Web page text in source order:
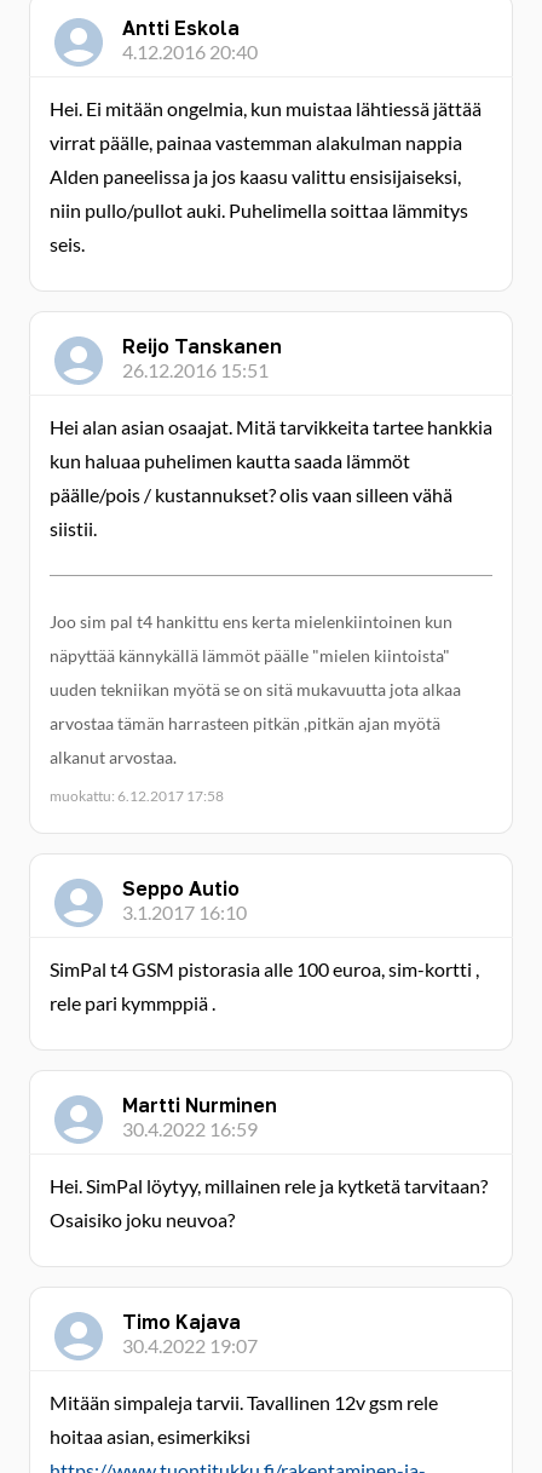
Antti Eskola
4.12.2016 20:40
Hei. Ei mitään ongelmia, kun muistaa lähtiessä jättää
virrat päälle, painaa vastemman alakulman nappia
Alden paneelissa ja jos kaasu valittu ensisijaiseksi,
niin pullo/pullot auki. Puhelimella soittaa lämmitys
seis.
Reijo Tanskanen
26.12.2016 15:51
Hei alan asian osaajat. Mitä tarvikkeita tartee hankkia
kun haluaa puhelimen kautta saada lämmöt
päälle/pois / kustannukset? olis vaan silleen vähä
siistii.
Joo sim pal t4 hankittu ens kerta mielenkiintoinen kun
näpyttää kännykällä lämmöt päälle "mielen kiintoista"
uuden tekniikan myötä se on sitä mukavuutta jota alkaa
arvostaa tämän harrasteen pitkän ,pitkän ajan myötä
alkanut arvostaa.
muokattu: 6.12.2017 17:58
Seppo Autio
3.1.2017 16:10
SimPal t4 GSM pistorasia alle 100 euroa, sim-kortti ,
rele pari kymmppiä .
Martti Nurminen
30.4.2022 16:59
Hei. SimPal löytyy, millainen rele ja kytketä tarvitaan?
Osaisiko joku neuvoa?
Timo Kajava
30.4.2022 19:07
Mitään simpaleja tarvii. Tavallinen 12v gsm rele
hoitaa asian, esimerkiksi